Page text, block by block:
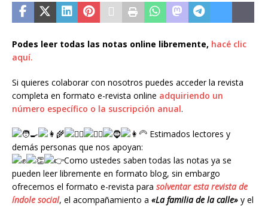
Podes leer todas las notas online libremente, hacé clic
aquí.
Si quieres colaborar con nosotros puedes acceder la revista
completa en formato e-revista online adquiriendo un
número específico o la suscripción anual.
Estimados lectores y
demás personas que nos apoyan:
Como ustedes saben todas las notas ya se
pueden leer libremente en formato blog, sin embargo
ofrecemos el formato e-revista para solventar esta revista de
índole social, el acompañamiento a «La familia de la calle» y el